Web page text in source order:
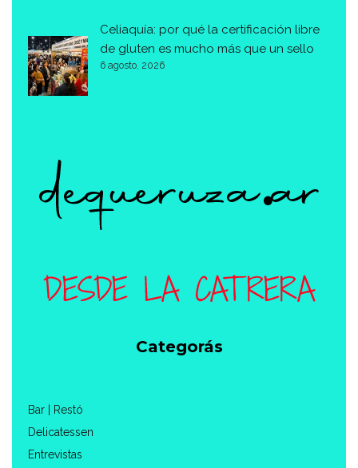
Celiaquía: por qué la certificación libre
de gluten es mucho más que un sello
6 agosto, 2026
Categorás
Bar | Restó
Delicatessen
Entrevistas